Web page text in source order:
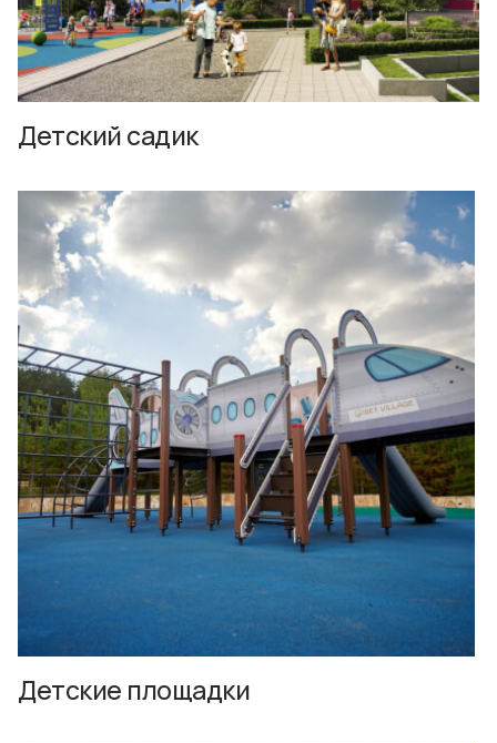
Детский садик
Детские площадки